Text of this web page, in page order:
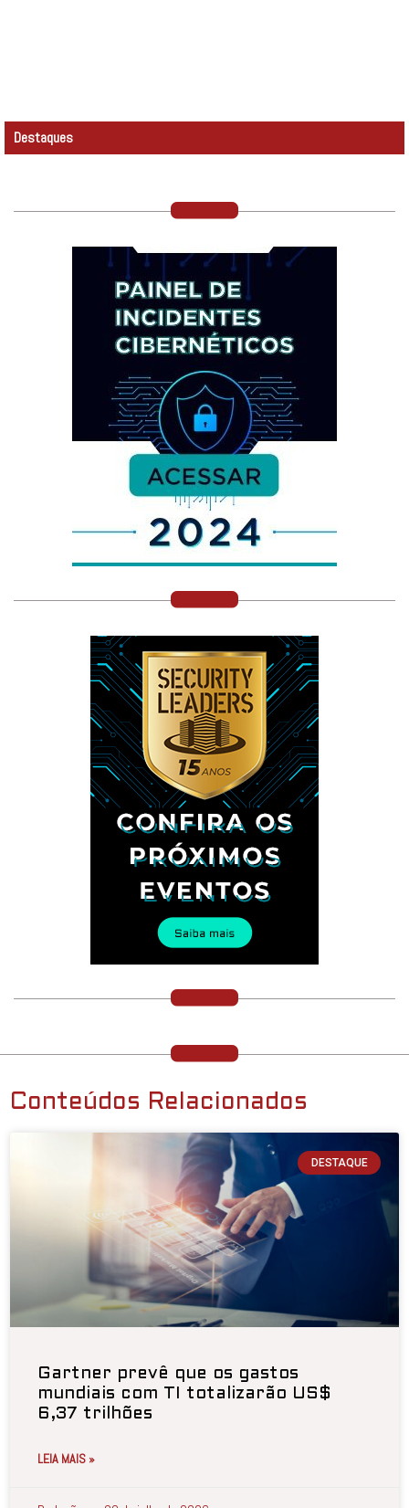
Destaques
Conteúdos Relacionados
DESTAQUE
Gartner prevê que os gastos
mundiais com TI totalizarão US$
6,37 trilhões
LEIA MAIS »